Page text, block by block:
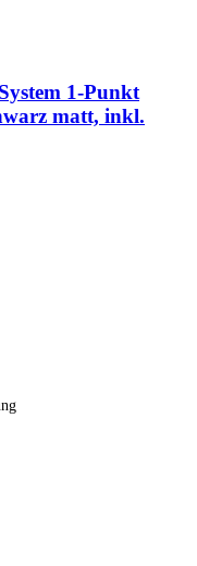
1-Punkt
matt, inkl.